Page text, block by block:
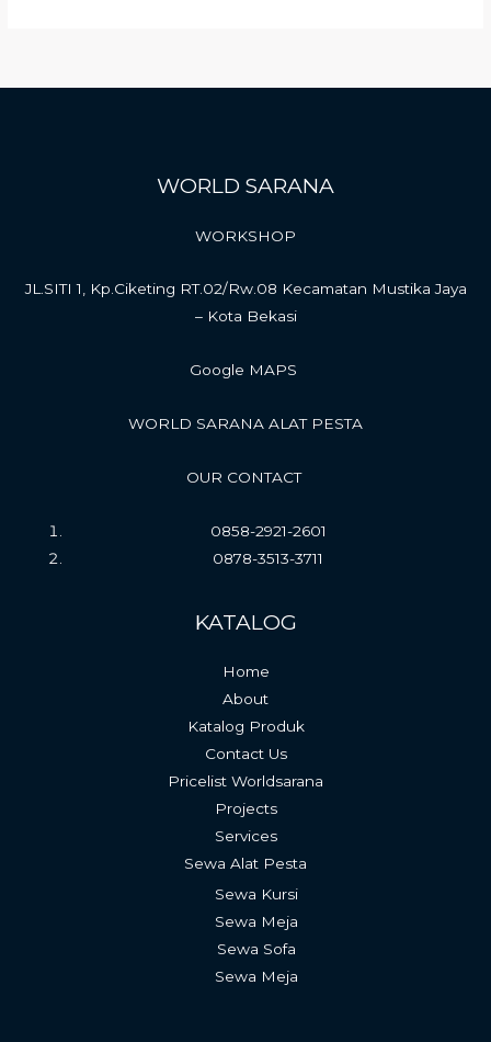
WORLD SARANA
WORKSHOP
JL.SITI 1, Kp.Ciketing RT.02/Rw.08 Kecamatan Mustika Jaya
– Kota Bekasi
Google MAPS
WORLD SARANA ALAT PESTA
OUR CONTACT
0858-2921-2601
0878-3513-3711
KATALOG
Home
About
Katalog Produk
Contact Us
Pricelist Worldsarana
Projects
Services
Sewa Alat Pesta
Sewa Kursi
Sewa Meja
Sewa Sofa
Sewa Meja